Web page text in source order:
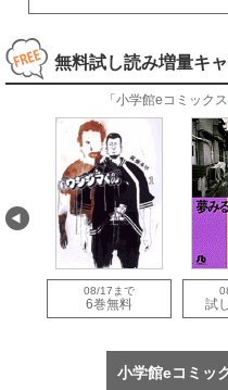
無料試し読み増量キ
「小学館eコミック
08/17まで
6巻無料 試
小学館eコミッ